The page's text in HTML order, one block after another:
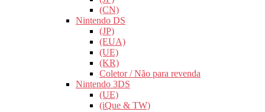
(CN)
Nintendo DS
(JP)
(EUA)
(UE)
(KR)
Coletor / Não para revenda
Nintendo 3DS
(UE)
(iQue & TW)